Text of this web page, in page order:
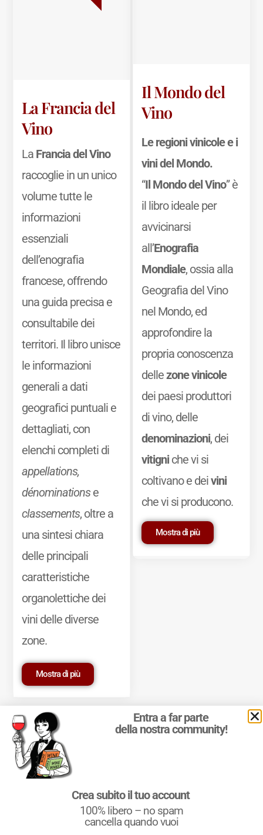
La Francia del
Vino
La Francia del Vino
raccoglie in un unico
volume tutte le
informazioni
essenziali
dell’enografia
francese, offrendo
una guida precisa e
consultabile dei
territori. Il libro unisce
le informazioni
generali a dati
geografici puntuali e
dettagliati, con
elenchi completi di
appellations,
dénominationse
classements, oltre a
una sintesi chiara
delle principali
caratteristiche
organolettiche dei
vini delle diverse
zone.
Mostra di più
Il Mondo del
Vino
Le regioni vinicole e i
vini del Mondo.
“Il Mondo del Vino” è
il libro ideale per
avvicinarsi
all’Enografia
Mondiale, ossia alla
Geografia del Vino
nel Mondo, ed
approfondire la
propria conoscenza
dellezone vinicole
dei paesi produttori
di vino, delle
denominazioni, dei
vitigniche vi si
coltivano e deivini
che vi si producono.
Mostra di più
Marchio Reg. | P.IVA 03921390245
Condizioni d'uso|Privacy Policy|Cookie Policy
cookie
Entra a far parte
della nostra community!
Crea subito il tuo account
100% libero – no spam
cancella quando vuoi